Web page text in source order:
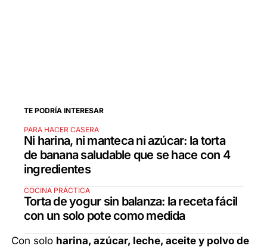
TE PODRÍA INTERESAR
PARA HACER CASERA
Ni harina, ni manteca ni azúcar: la torta
de banana saludable que se hace con 4
ingredientes
COCINA PRÁCTICA
Torta de yogur sin balanza: la receta fácil
con un solo pote como medida
Con solo harina, azúcar, leche, aceite y polvo de